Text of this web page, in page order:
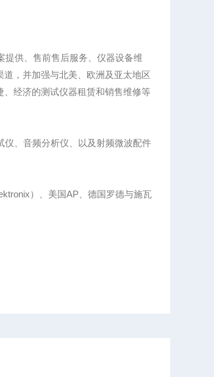
提供、售前售后服务、仪器设备维
，并加强与北美、欧洲及亚太地区
经济的测试仪器租赁和销售维修等
仪、音频分析仪、以及射频微波配件
）、美国AP、德国罗德与施瓦